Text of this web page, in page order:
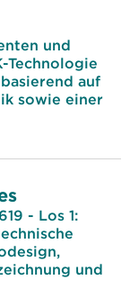
und
Technologie
auf
sowie einer
- Los 1:
und